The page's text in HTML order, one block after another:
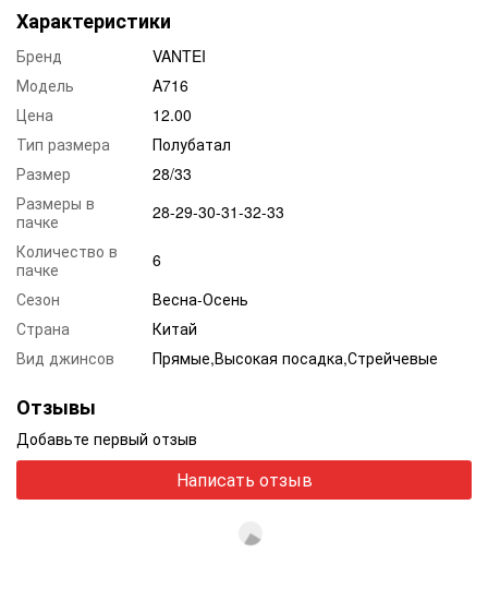
Характеристики
Бренд
VANTEI
Модель
A716
Цена
12.00
Тип размера
Полубатал
Размер
28/33
Размеры в
пачке
28-29-30-31-32-33
Количество в
пачке
6
Сезон
Весна-Осень
Страна
Китай
Вид джинсов
Прямые,Высокая посадка,Стрейчевые
Отзывы
Добавьте первый отзыв
Написать отзыв